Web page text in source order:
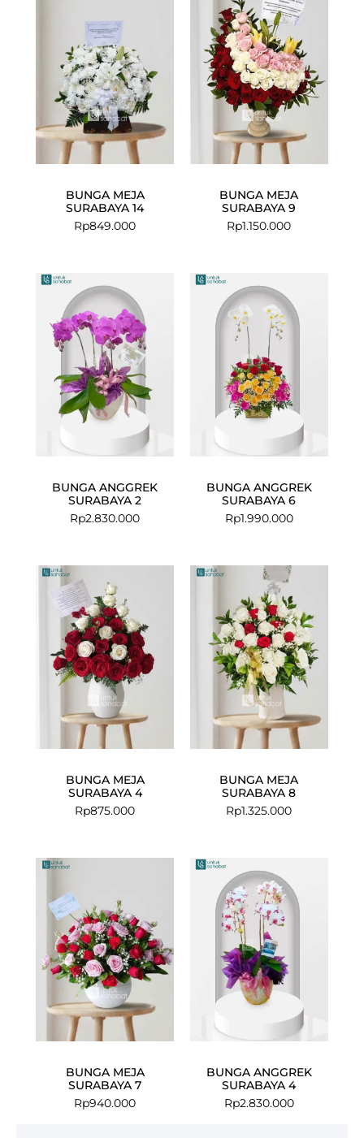
BUNGA MEJA
SURABAYA 14
Rp849.000
BUNGA MEJA
SURABAYA 9
Rp1.150.000
BUNGA ANGGREK
SURABAYA 2
Rp2.830.000
BUNGA ANGGREK
SURABAYA 6
Rp1.990.000
BUNGA MEJA
SURABAYA 4
Rp875.000
BUNGA MEJA
SURABAYA 8
Rp1.325.000
BUNGA MEJA
SURABAYA 7
Rp940.000
BUNGA ANGGREK
SURABAYA 4
Rp2.830.000